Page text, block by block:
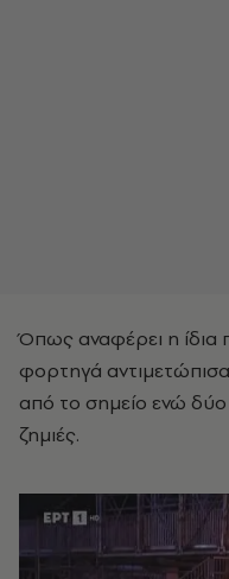
Όπως αναφέρει η ίδια
φορτηγά
από το σημείο ενώ
ζημιές.